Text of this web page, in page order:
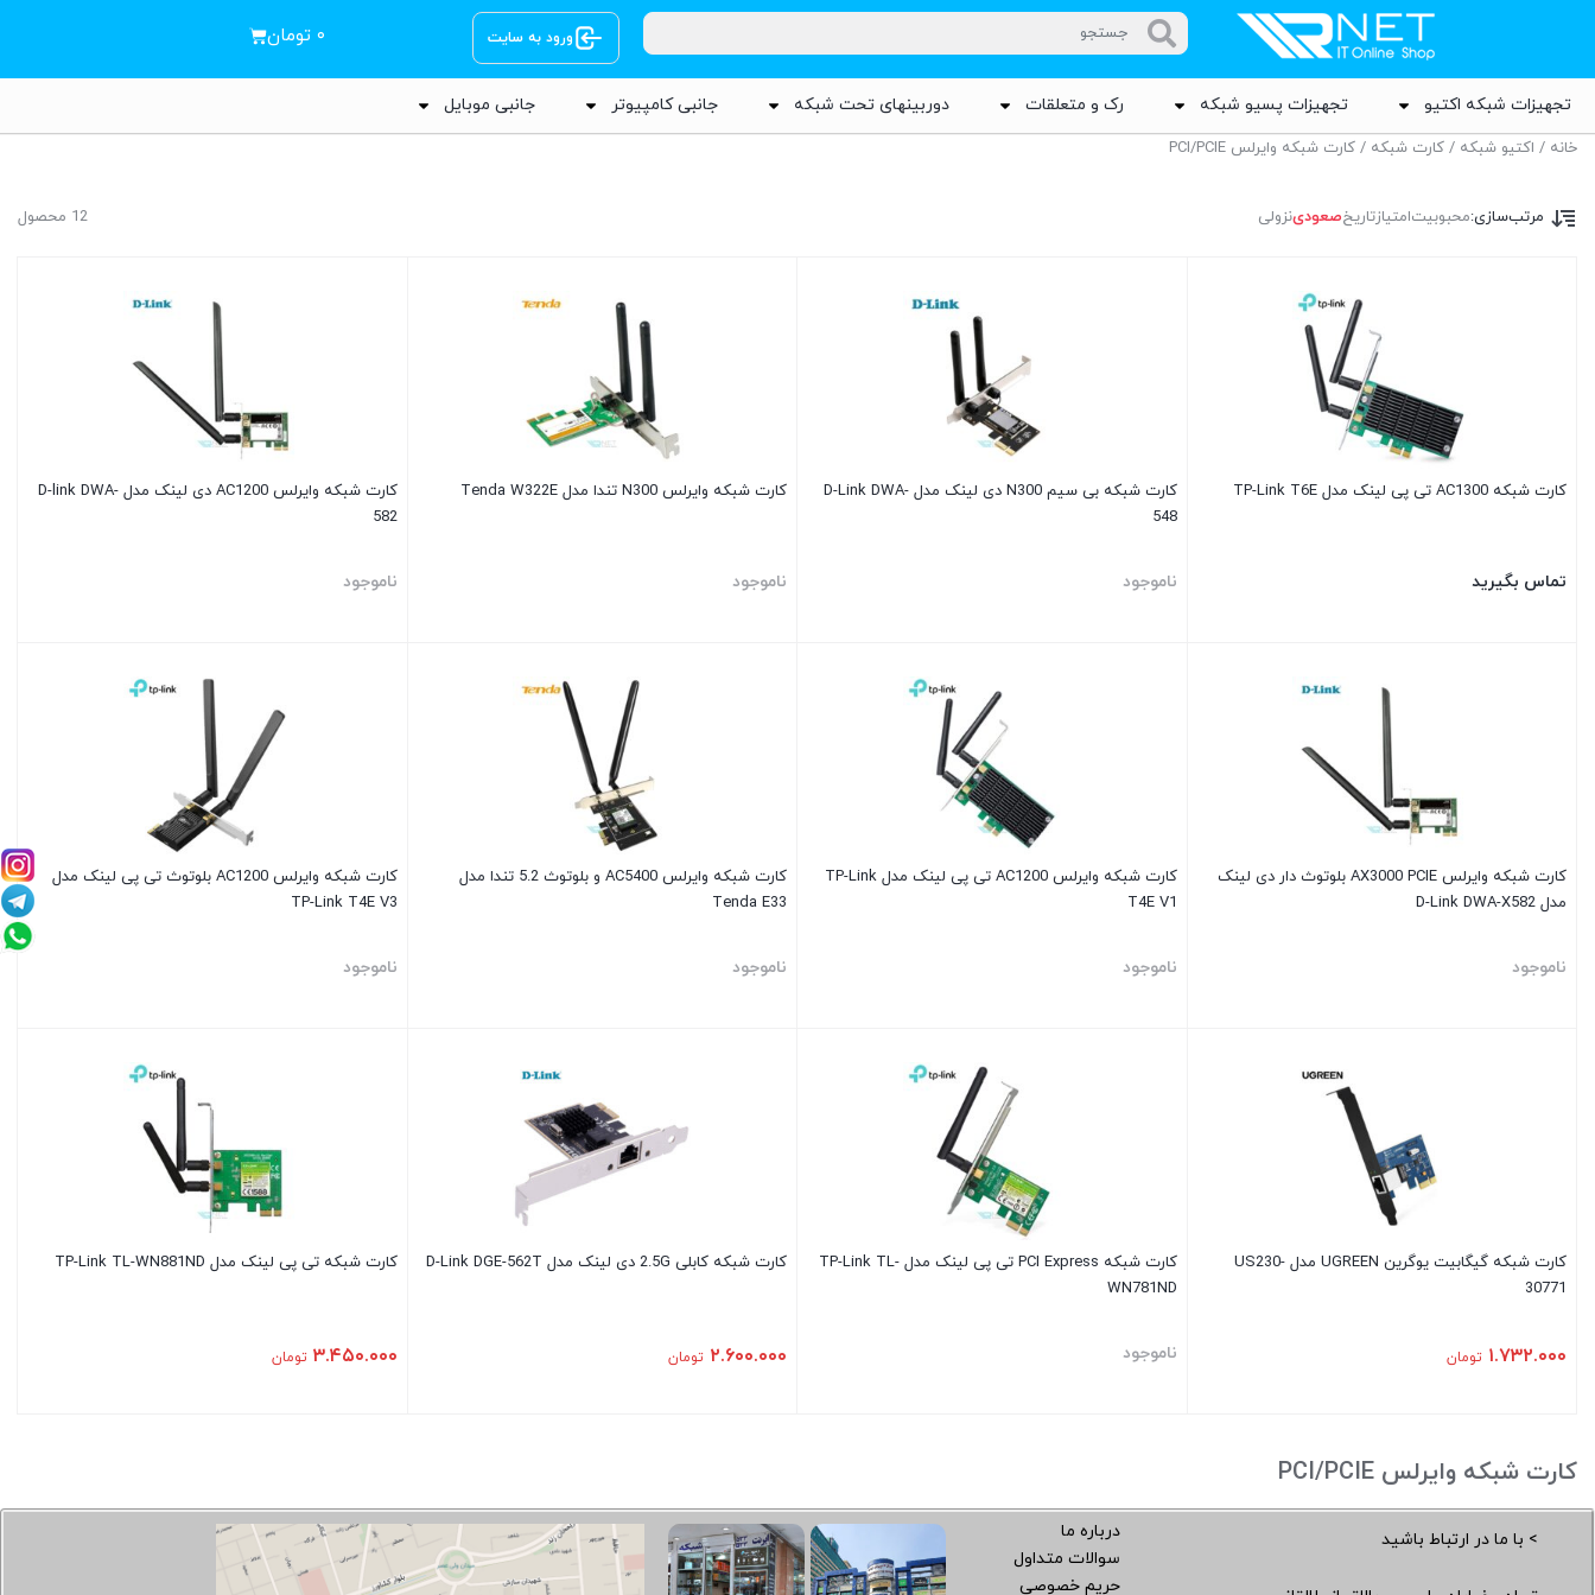
ورود به سایت ۰ تومان
تجهیزات شبکه اکتیو تجهیزات پسیو شبکه رک و متعلقات دوربینهای تحت شبکه جانبی کامپیوتر جانبی موبایل
خانه / اکتیو شبکه / کارت شبکه / کارت شبکه وایرلس PCI/PCIE
12 محصول مرتب‌سازی:محبوبیتامتیازتاریخصعودینزولی
کارت شبکه AC1300 تی پی لینک مدل TP-Link T6E
تماس بگیرید
کارت شبکه بی سیم N300 دی لینک مدل D-Link DWA-
548
ناموجود
کارت شبکه وایرلس N300 تندا مدل Tenda W322E
ناموجود
کارت شبکه وایرلس AC1200 دی لینک مدل D-link DWA-
582
ناموجود
کارت شبکه وایرلس AX3000 PCIE بلوتوث دار دی لینک
مدل D-Link DWA-X582
ناموجود
کارت شبکه وایرلس AC1200 تی پی لینک مدل TP-Link
T4E V1
ناموجود
کارت شبکه وایرلس AC5400 و بلوتوث 5.2 تندا مدل
Tenda E33
ناموجود
کارت شبکه وایرلس AC1200 بلوتوث تی پی لینک مدل
TP-Link T4E V3
ناموجود
کارت شبکه گیگابیت یوگرین UGREEN مدل US230-
30771
۱.۷۳۲.۰۰۰ تومان
کارت شبکه PCI Express تی پی لینک مدل TP-Link TL-
WN781ND
ناموجود
کارت شبکه کابلی 2.5G دی لینک مدل D-Link DGE-562T
۲.۶۰۰.۰۰۰ تومان
کارت شبکه تی پی لینک مدل TP-Link TL-WN881ND
۳.۴۵۰.۰۰۰ تومان
کارت شبکه وایرلس PCI/PCIE
> با ما در ارتباط باشید
درباره ما
سوالات متداول
حریم خصوصی